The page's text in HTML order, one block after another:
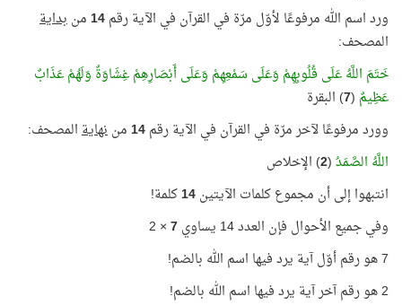
ورد اسم الله مرفوعًا لأوّل مرّة في القرآن في الآية رقم14منبداية
المصحف:
خَتَمَ اللَّهُ عَلَى قُلُوبِهِمْ وَعَلَى سَمْعِهِمْ وَعَلَى أَبْصَارِهِمْ غِشَاوَةٌ وَلَهُمْ عَذَابٌ
عَظِيمٌ (
7) البقرة
وورد مرفوعًا لآخر مرّة في القرآن في الآية رقم14مننهايةالمصحف:
اللَّهُ الصَّمَدُ(
2) الإخلاص
انتبهوا إلى أن مجموع كلمات الآيتين14كلمة!
وفي جميع الأحوال فإن العدد 14 يساوي
7
× 2
7 هو رقم أوّل آية يرد فيها اسم الله بالضم!
2 هو رقم آخر آية يرد فيها اسم الله بالضم!